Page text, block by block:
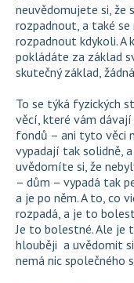
neuvědomujete si, že
rozpadnout, a také se
rozpadnout kdykoli. A
pokládáte za základ
skutečný základ,
To se týká fyzických
věcí, které vám
fondů – ani tyto věci
vypadají tak solidně,
uvědomíte si, že
– dům – vypadá tak
a je po něm. A to, co
rozpadá, a je to
Je to bolestné. Ale
hlouběji a uvědomit
nemá nic společného